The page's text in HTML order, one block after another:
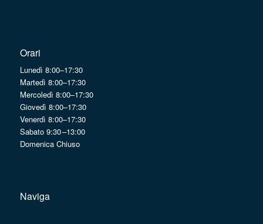
Orari
Lunedì 8:00–17:30
Martedì 8:00–17:30
Mercoledì 8:00–17:30
Giovedì 8:00–17:30
Venerdì 8:00–17:30
Sabato 9:30 –13:00
Domenica Chiuso
Naviga